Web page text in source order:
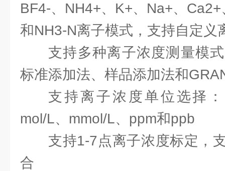
BF4-、NH4+、K+、Na+、
和NH3-N离子模式，支持自定义
支持多种离子浓度测量模
标准添加法、样品添加法和
支持离子浓度单位选择
mol/L、mmol/L、ppm和ppb
支持1-7点离子浓度标定，
合